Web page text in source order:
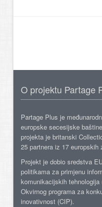
O projektu Partage
Partage Plus je
europske secesijske
projekta je britanski
25 partnera iz 17 europskih
Projekt je dobio sredstva
politikama za primjenu
komunikacijskih
Okvirnog programa za
inovativnost (CIP).